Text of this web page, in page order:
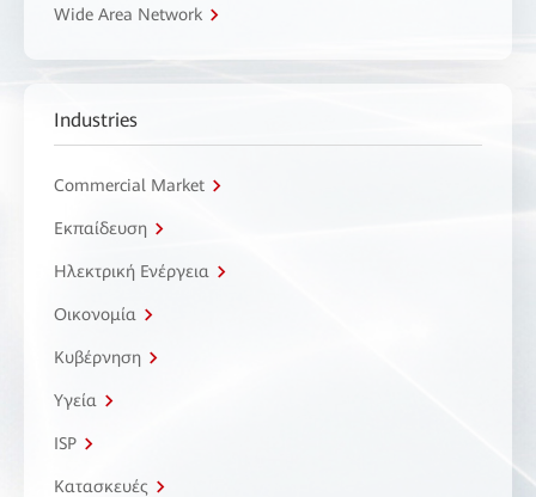
Wide Area Network
Industries
Commercial Market
Εκπαίδευση
Ηλεκτρική Ενέργεια
Οικονομία
Κυβέρνηση
Υγεία
ISP
Κατασκευές